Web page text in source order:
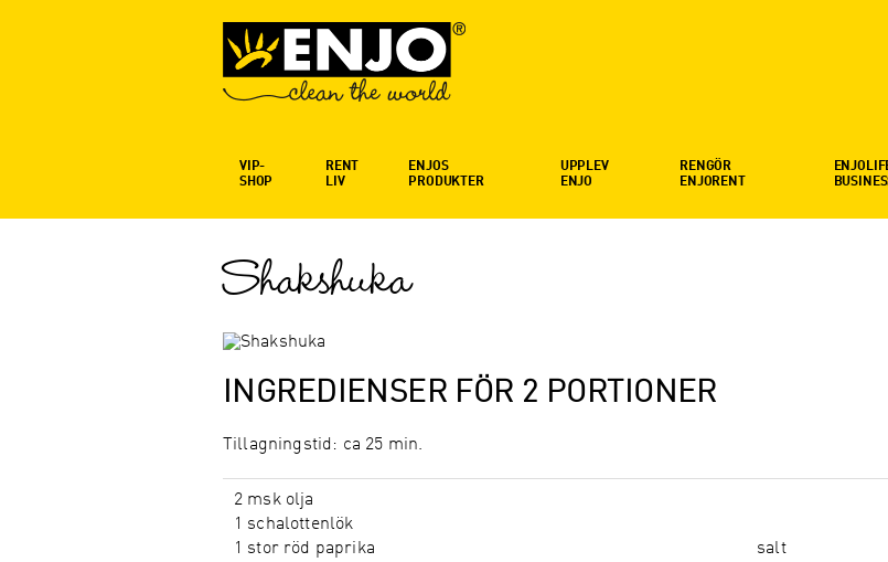
VIP-
SHOP
RENT
LIV
ENJOS
PRODUKTER
UPPLEV
ENJO
RENGÖR
ENJORENT
Shakshuka
INGREDIENSER FÖR 2 PORTIONER
Tillagningstid: ca 25 min.
2 msk olja
1 schalottenlök
1 stor röd paprika
salt